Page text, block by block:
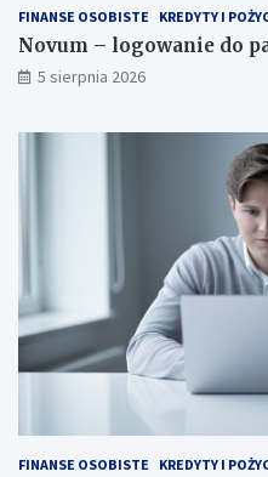
FINANSE OSOBISTE KREDYTY I
Novum – logowanie do
5 sierpnia 2026
FINANSE OSOBISTE KREDYTY I